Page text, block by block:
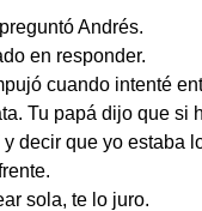
Andrés.
en responder.
cuando intenté
Tu papá dijo que si
decir que yo estaba
sola, te lo juro.